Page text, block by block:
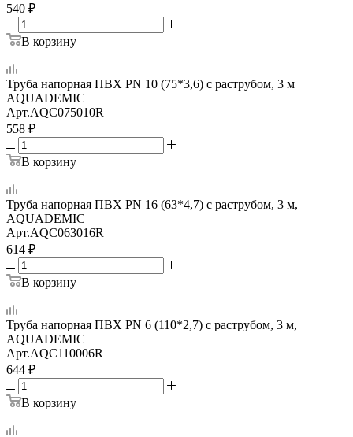
540 ₽
В корзину
Труба напорная ПВХ PN 10 (75*3,6) с раструбом, 3 м
AQUADEMIC
Арт.AQC075010R
558 ₽
В корзину
Труба напорная ПВХ PN 16 (63*4,7) с раструбом, 3 м,
AQUADEMIC
Арт.AQC063016R
614 ₽
В корзину
Труба напорная ПВХ PN 6 (110*2,7) с раструбом, 3 м,
AQUADEMIC
Арт.AQC110006R
644 ₽
В корзину